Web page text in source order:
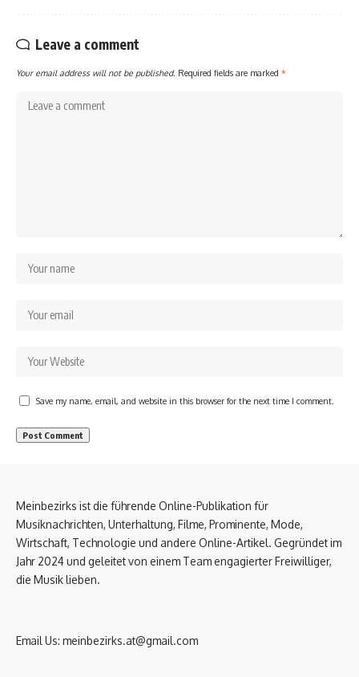
Leave a comment
Your email address will not be published. Required fields are marked *
Save my name, email, and website in this browser for the next time I comment.
Meinbezirks ist die führende Online-Publikation für
Musiknachrichten, Unterhaltung, Filme, Prominente, Mode,
Wirtschaft, Technologie und andere Online-Artikel. Gegründet im
Jahr 2024 und geleitet von einem Team engagierter Freiwilliger,
die Musik lieben.
Email Us: meinbezirks.at@gmail.com